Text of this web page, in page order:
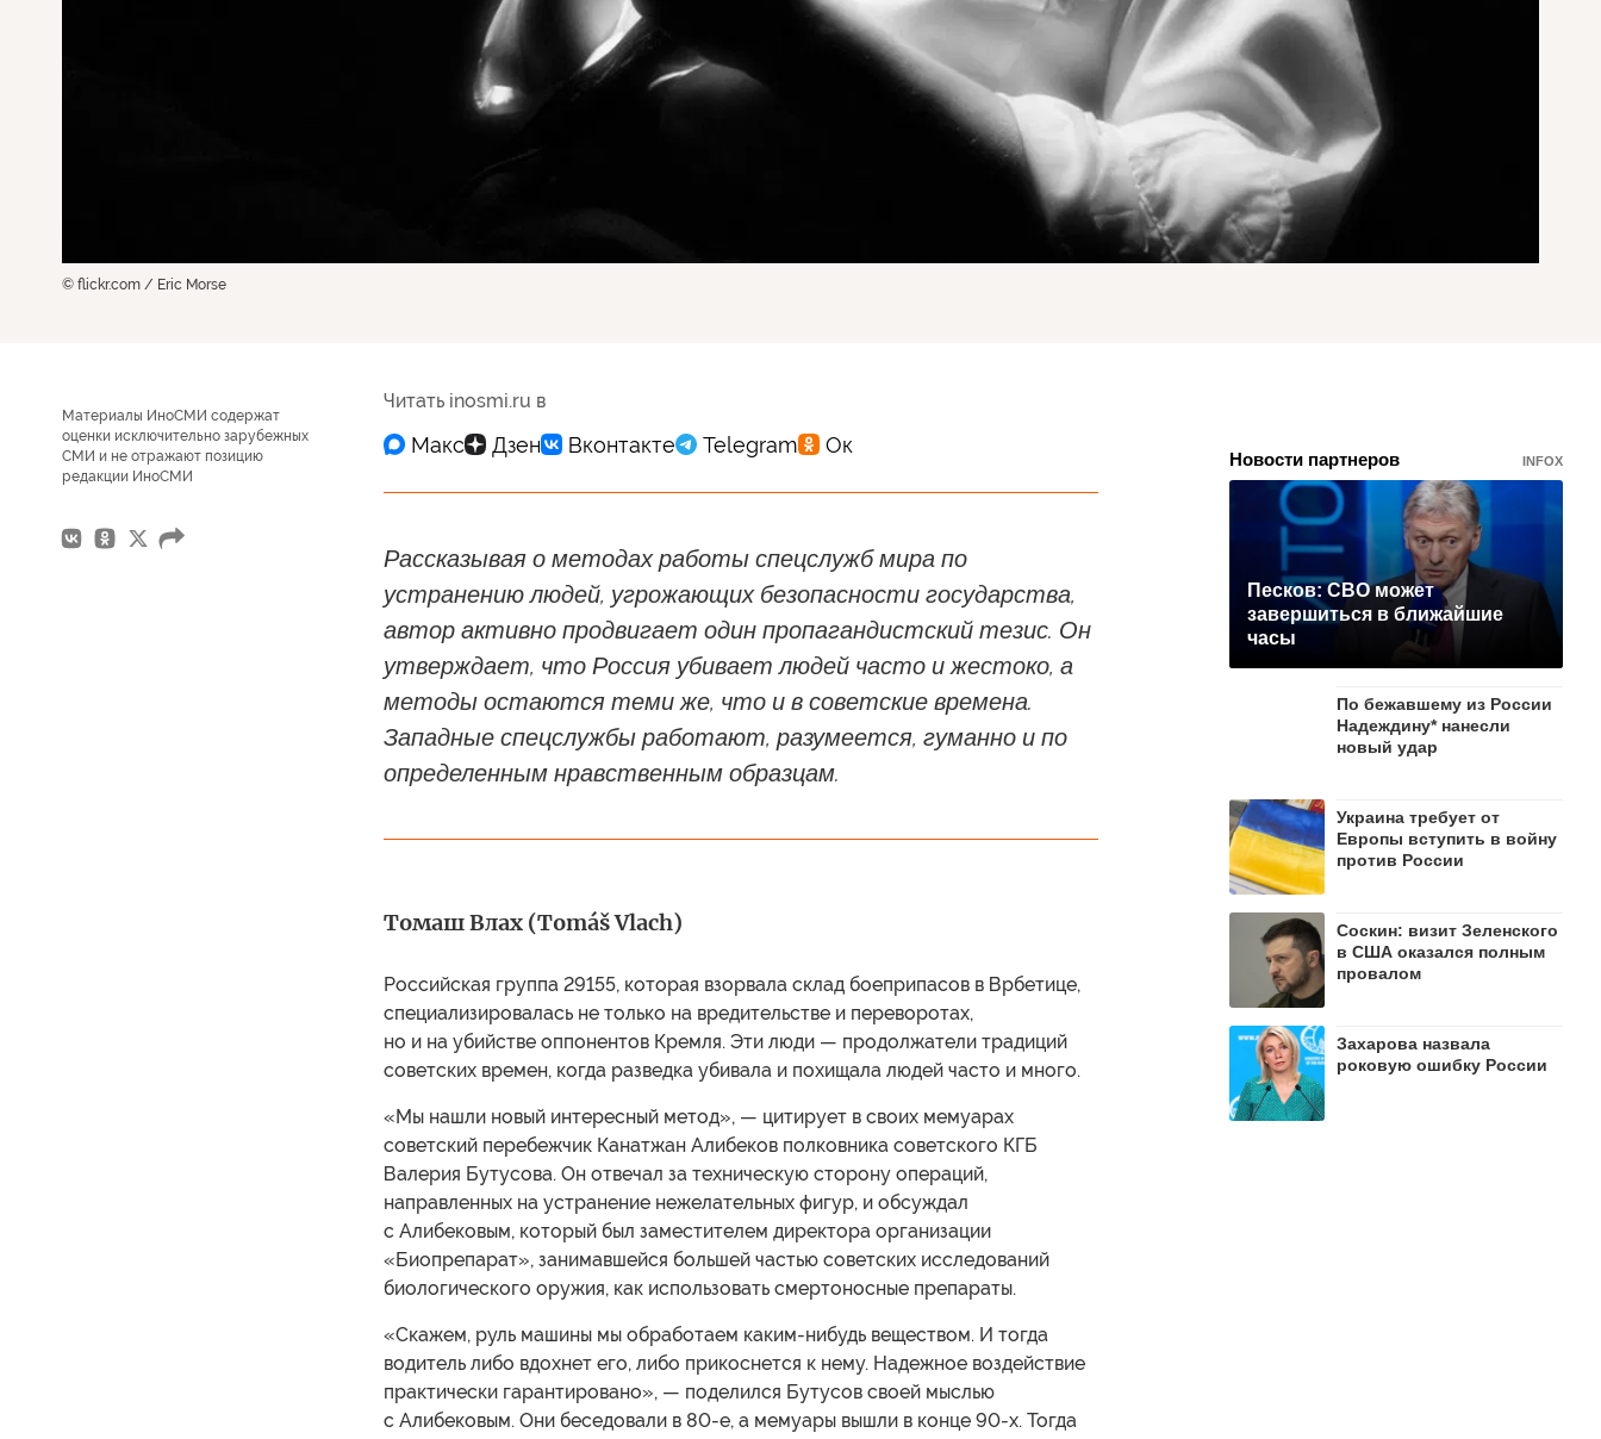
© flickr.com / Eric Morse
Материалы ИноСМИ содержат
оценки исключительно зарубежных
СМИ и не отражают позицию
редакции ИноСМИ
Читать inosmi.ru в
Рассказывая о методах работы спецслужб мира по
устранению людей, угрожающих безопасности государства,
автор активно продвигает один пропагандистский тезис. Он
утверждает, что Россия убивает людей часто и жестоко, а
методы остаются теми же, что и в советские времена.
Западные спецслужбы работают, разумеется, гуманно и по
определенным нравственным образцам.
Томаш Влах (Tomáš Vlach)
Российская группа 29155, которая взорвала склад боеприпасов в Врбетице,
специализировалась не только на вредительстве и переворотах,
но и на убийстве оппонентов Кремля. Эти люди — продолжатели традиций
советских времен, когда разведка убивала и похищала людей часто и много.
«Мы нашли новый интересный метод», — цитирует в своих мемуарах
советский перебежчик Канатжан Алибеков полковника советского КГБ
Валерия Бутусова. Он отвечал за техническую сторону операций,
направленных на устранение нежелательных фигур, и обсуждал
с Алибековым, который был заместителем директора организации
«Биопрепарат», занимавшейся большей частью советских исследований
биологического оружия, как использовать смертоносные препараты.
«Скажем, руль машины мы обработаем каким-нибудь веществом. И тогда
водитель либо вдохнет его, либо прикоснется к нему. Надежное воздействие
практически гарантировано», — поделился Бутусов своей мыслью
с Алибековым. Они беседовали в 80-е, а мемуары вышли в конце 90-х. Тогда
Новости партнеров INFOX
Песков: СВО может
завершиться в ближайшие
часы
По бежавшему из России
Надеждину* нанесли
новый удар
Украина требует от
Европы вступить в войну
против России
Соскин: визит Зеленского
в США оказался полным
провалом
Захарова назвала
роковую ошибку России